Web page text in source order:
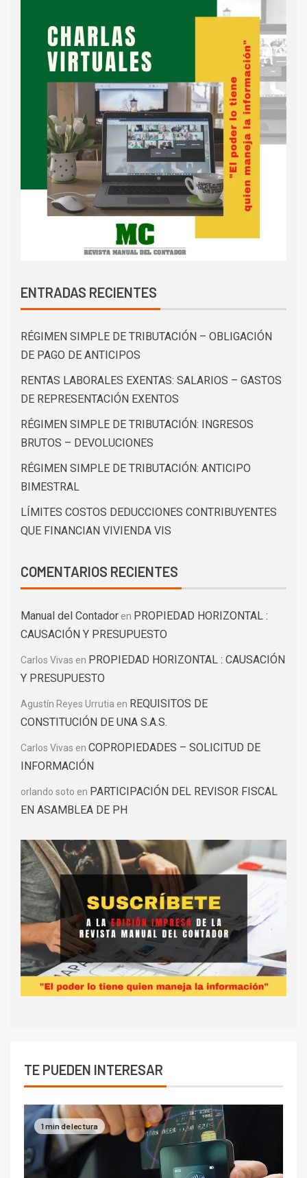
ENTRADAS RECIENTES
RÉGIMEN SIMPLE DE TRIBUTACIÓN – OBLIGACIÓN
DE PAGO DE ANTICIPOS
RENTAS LABORALES EXENTAS: SALARIOS – GASTOS
DE REPRESENTACIÓN EXENTOS
RÉGIMEN SIMPLE DE TRIBUTACIÓN: INGRESOS
BRUTOS – DEVOLUCIONES
RÉGIMEN SIMPLE DE TRIBUTACIÓN: ANTICIPO
BIMESTRAL
LÍMITES COSTOS DEDUCCIONES CONTRIBUYENTES
QUE FINANCIAN VIVIENDA VIS
COMENTARIOS RECIENTES
Manual del Contador en PROPIEDAD HORIZONTAL :
CAUSACIÓN Y PRESUPUESTO
Carlos Vivas en PROPIEDAD HORIZONTAL : CAUSACIÓN
Y PRESUPUESTO
Agustín Reyes Urrutia en REQUISITOS DE
CONSTITUCIÓN DE UNA S.A.S.
Carlos Vivas en COPROPIEDADES – SOLICITUD DE
INFORMACIÓN
orlando soto en PARTICIPACIÓN DEL REVISOR FISCAL
EN ASAMBLEA DE PH
TE PUEDEN INTERESAR
1 min de lectura